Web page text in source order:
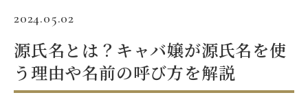
2024.05.02
源氏名とは？キャバ嬢が源氏名を使
う理由や名前の呼び方を解説